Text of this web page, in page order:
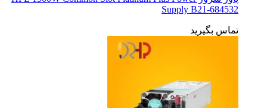
Supply B21-684532
تماس بگیرید